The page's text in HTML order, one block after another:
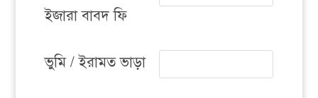
ইজারা বাবদ ফি
ভুমি / ইরামত ভাড়া